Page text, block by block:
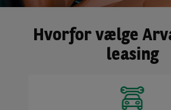
Hvorfor vælge
leasing